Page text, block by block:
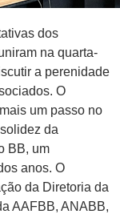
dos
na quarta-
a perenidade
O
um passo no
da
BB, um
anos. O
da Diretoria da
AAFBB, ANABB,